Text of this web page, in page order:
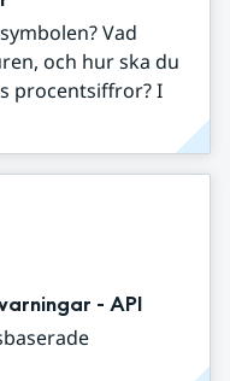
Vad
och hur ska du
procentsiffror? I
- API